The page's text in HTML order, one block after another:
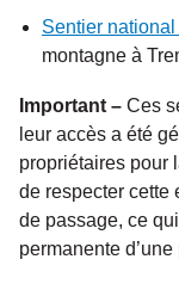
Sentier
montagne à
Important – Ces
leur accès a été
propriétaires pour
de respecter cette
de passage, ce
permanente